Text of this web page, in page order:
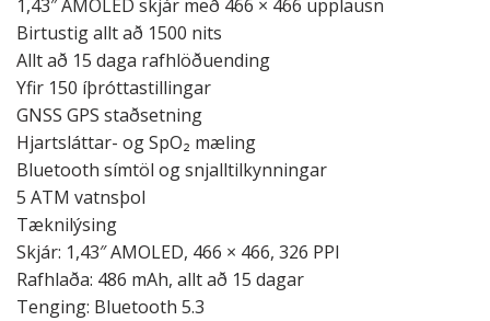
1,43″ AMOLED skjár með 466 × 466 upplausn
Birtustig allt að 1500 nits
Allt að 15 daga rafhlöðuending
Yfir 150 íþróttastillingar
GNSS GPS staðsetning
Hjartsláttar- og SpO₂ mæling
Bluetooth símtöl og snjalltilkynningar
5 ATM vatnsþol
Tæknilýsing
Skjár: 1,43″ AMOLED, 466 × 466, 326 PPI
Rafhlaða: 486 mAh, allt að 15 dagar
Tenging: Bluetooth 5.3